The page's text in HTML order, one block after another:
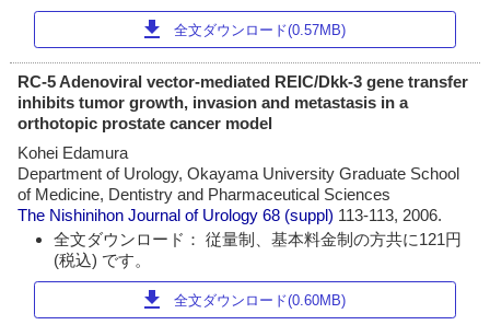
download 全文ダウンロード(0.57MB)
RC-5 Adenoviral vector-mediated REIC/Dkk-3 gene transfer
inhibits tumor growth, invasion and metastasis in a
orthotopic prostate cancer model
Kohei Edamura
Department of Urology, Okayama University Graduate School
of Medicine, Dentistry and Pharmaceutical Sciences
The Nishinihon Journal of Urology 68 (suppl) 113-113, 2006.
全文ダウンロード： 従量制、基本料金制の方共に121円
(税込) です。
download 全文ダウンロード(0.60MB)